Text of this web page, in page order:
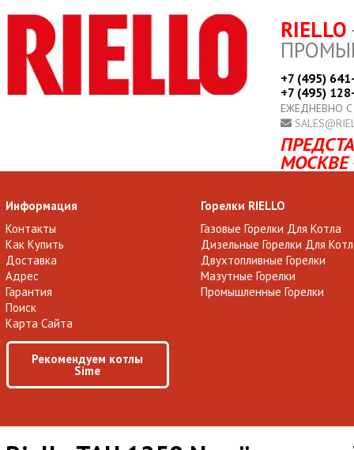
RIELLO
+7 (495)
+7 (495)
ЕЖЕДНЕВНО
МОСКВЕ
Информация
Контакты
Как Купить
Доставка
Адрес
Гарантия
Поиск
Карта Сайта
Рекомендуем котлы
Sime
Горелки RIELLO
Газовые Горелки Для Котла
Дизельные Горелки Для
Двухтопливные Горелки
Мазутные Горелки
Промышленные Горелки